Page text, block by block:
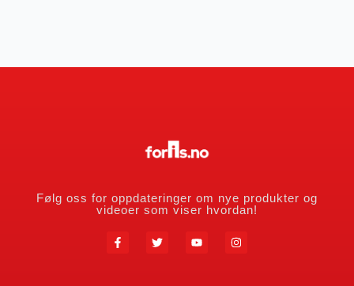
Følg oss for oppdateringer om nye produkter og
videoer som viser hvordan!